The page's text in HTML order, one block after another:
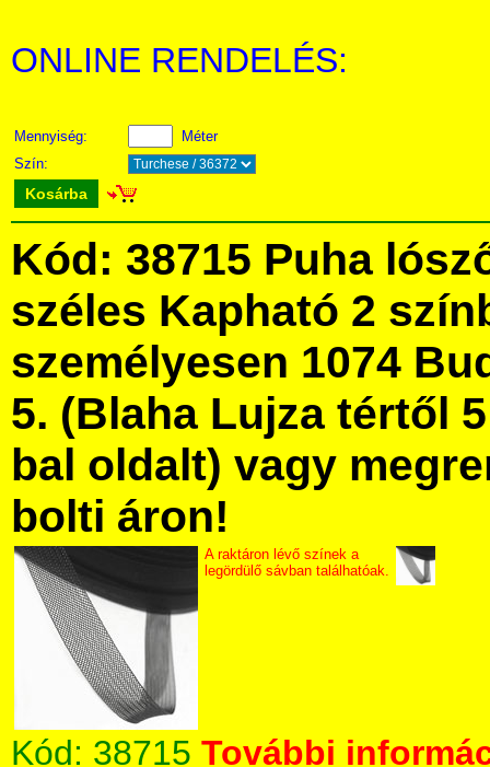
ONLINE RENDELÉS:
Mennyiség:
Méter
Szín:
Kosárba
Kód: 38715 Puha
széles Kapható 2
személyesen 1074
5. (Blaha Lujza tértől
bal oldalt) vagy
bolti áron!
A raktáron lévő színek a
legördülő sávban találhatóak.
Kód: 38715 További